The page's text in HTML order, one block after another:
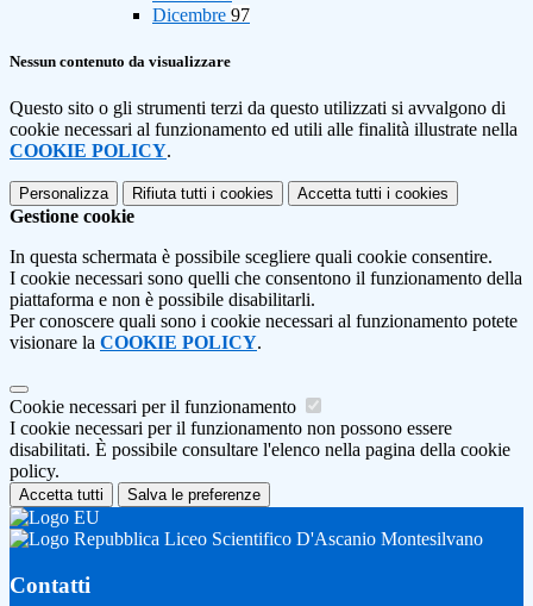
Dicembre 97
Nessun contenuto da visualizzare
Questo sito o gli strumenti terzi da questo utilizzati si avvalgono di
cookie necessari al funzionamento ed utili alle finalità illustrate nella
COOKIE POLICY.
Personalizza Rifiuta tutti i cookies Accetta tutti i cookies
Gestione cookie
In questa schermata è possibile scegliere quali cookie consentire.
I cookie necessari sono quelli che consentono il funzionamento della
piattaforma e non è possibile disabilitarli.
Per conoscere quali sono i cookie necessari al funzionamento potete
visionare la COOKIE POLICY.
Cookie necessari per il funzionamento
I cookie necessari per il funzionamento non possono essere
disabilitati. È possibile consultare l'elenco nella pagina della cookie
policy.
Accetta tutti Salva le preferenze
Liceo Scientifico D'Ascanio Montesilvano
Contatti